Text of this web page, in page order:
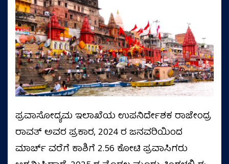
ಪ್ರವಾಸೋದ್ಯಮ ಇಲಾಖೆಯ ಉಪನಿರ್ದೇಶಕ ರಾಜೇಂದ್ರ
ರಾವತ್ ಅವರ ಪ್ರಕಾರ, 2024 ರ ಜನವರಿಯಿಂದ
ಮಾರ್ಚ್ ವರೆಗೆ ಕಾಶಿಗೆ 2.56 ಕೋಟಿ ಪ್ರವಾಸಿಗರು